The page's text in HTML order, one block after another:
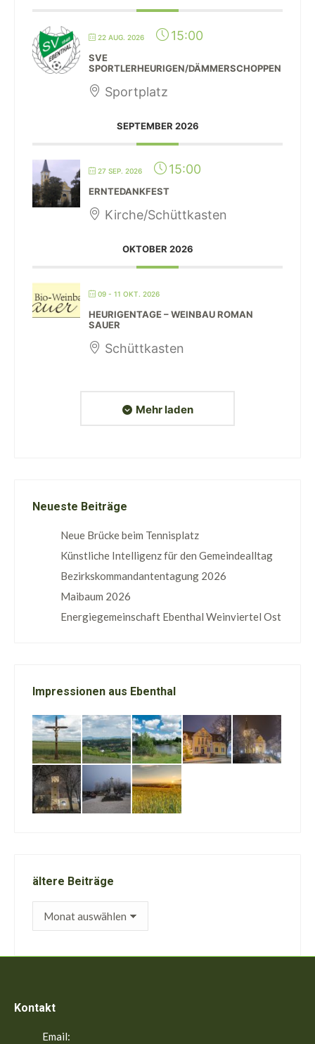
22 AUG. 2026 15:00
SVE
SPORTLERHEURIGEN/DÄMMERSCHOPPEN
Sportplatz
SEPTEMBER 2026
27 SEP. 2026 15:00
ERNTEDANKFEST
Kirche/Schüttkasten
OKTOBER 2026
09 - 11 OKT. 2026
HEURIGENTAGE – WEINBAU ROMAN
SAUER
Schüttkasten
Mehr laden
Neueste Beiträge
Neue Brücke beim Tennisplatz
Künstliche Intelligenz für den Gemeindealltag
Bezirkskommandantentagung 2026
Maibaum 2026
Energiegemeinschaft Ebenthal Weinviertel Ost
Impressionen aus Ebenthal
ältere Beiträge
ältere
Kontakt
Email: